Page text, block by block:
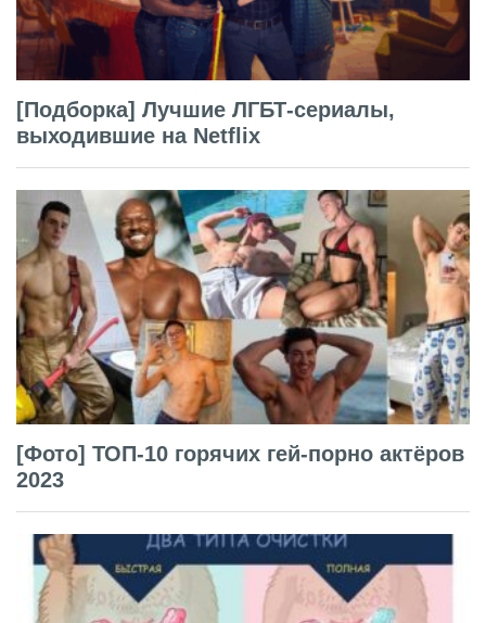
[Подборка] Лучшие ЛГБТ-сериалы,
выходившие на Netflix
[Фото] ТОП-10 горячих гей-порно актёров
2023